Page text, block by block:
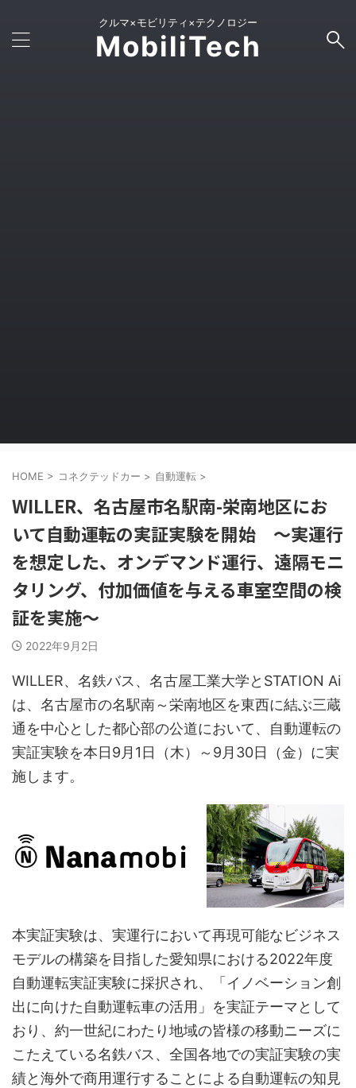
クルマ×モビリティ×テクノロジー
MobiliTech
HOME > コネクテッドカー > 自動運転 >
WILLER、名古屋市名駅南-栄南地区にお
いて自動運転の実証実験を開始 ～実運行
を想定した、オンデマンド運行、遠隔モニ
タリング、付加価値を与える車室空間の検
証を実施～
2022年9月2日
WILLER、名鉄バス、名古屋工業大学とSTATION Ai
は、名古屋市の名駅南～栄南地区を東西に結ぶ三蔵
通を中心とした都心部の公道において、自動運転の
実証実験を本日9月1日（木）～9月30日（金）に実
施します。
本実証実験は、実運行において再現可能なビジネス
モデルの構築を目指した愛知県における2022年度
自動運転実証実験に採択され、「イノベーション創
出に向けた自動運転車の活用」を実証テーマとして
おり、約一世紀にわたり地域の皆様の移動ニーズに
こたえている名鉄バス、全国各地での実証実験の実
績と海外で商用運行することによる自動運転の知見